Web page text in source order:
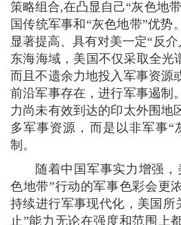
策略组合,在凸显自己“灰色地
国传统军事和“灰色地带”优势
显著提高、具有对美一定“反
东海海域，美国不仅采取全光
而且不遗余力地投入军事资源
前沿军事存在，进行军事遏制
力尚未有效到达的印太外围地
多军事资源，而是以非军事“
制。
随着中国军事实力增强
色地带”行动的军事色彩会更
持续进行军事现代化，美国所
止”能力无论在强度和范围上